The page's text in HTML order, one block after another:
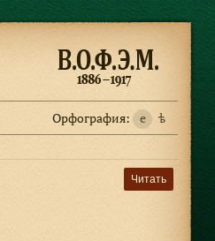
Орфография: e ѣ
Читать